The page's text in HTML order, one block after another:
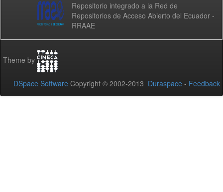
Repositorio integrado a la Red de
Repositorios de Acceso Abierto del Ecuador -
RRAAE
Theme by
DSpace Software Copyright © 2002-2013 Duraspace - Feedback